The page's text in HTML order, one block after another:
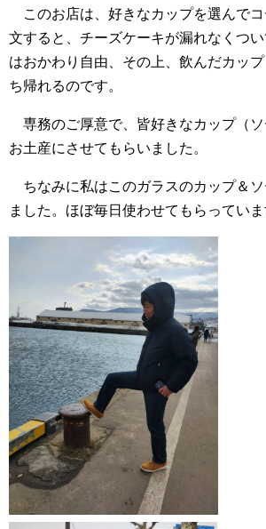
このお店は、好きなカップを選んで
文すると、チーズケーキが漏れなくつ
はおかわり自由、その上、飲んだカッ
ち帰れるのです。
専務のご厚意で、皆好きなカップ（
お土産にさせてもらいました。
ちなみに私はこのガラスのカップ＆
ました。ほぼ毎日使わせてもらっていま